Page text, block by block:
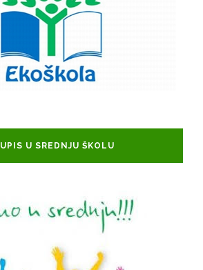
UPIS U SREDNJU ŠKOLU